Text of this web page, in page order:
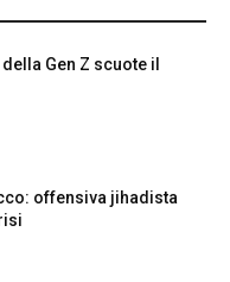
Gen Z scuote il
offensiva jihadista